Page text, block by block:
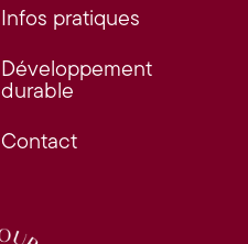
Infos pratiques
Développement
durable
Contact